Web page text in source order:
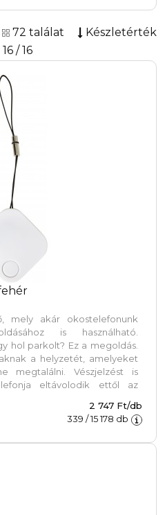
72 találat
Készletérték
16 / 16
mely akár okostelefonunk
is használható.
hol parkolt? Ez a megoldás.
a helyzetét, amelyeket
megtalálni. Vészjelzést is
eltávolodik ettől az
2 747 Ft/db
339 /15 178 db